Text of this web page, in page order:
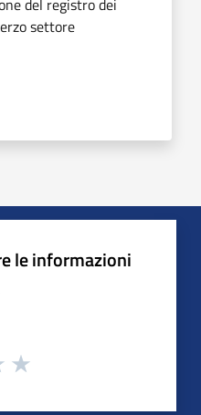
del registro dei
settore
le informazioni